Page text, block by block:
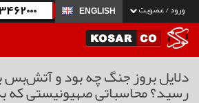
ورود / عضویت ENGLISH
دلایل بروز جنگ چه بود و آتش‌بس
رسید؟ محاسباتی صهیونیستی که